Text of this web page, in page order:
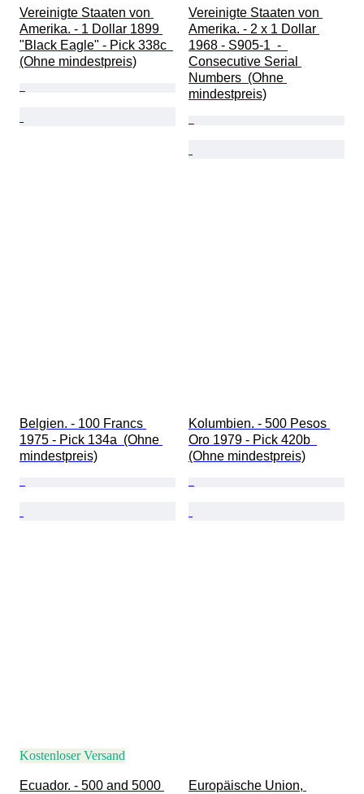
Vereinigte Staaten von
Amerika. - 1 Dollar 1899
"Black Eagle" - Pick 338c
(Ohne mindestpreis)
Vereinigte Staaten von
Amerika. - 2 x 1 Dollar
1968 - S905-1  -
Consecutive Serial
Numbers  (Ohne
mindestpreis)
Belgien. - 100 Francs
1975 - Pick 134a  (Ohne
mindestpreis)
Kolumbien. - 500 Pesos
Oro 1979 - Pick 420b
(Ohne mindestpreis)
Kostenloser Versand
Ecuador. - 500 and 5000
Europäische Union,